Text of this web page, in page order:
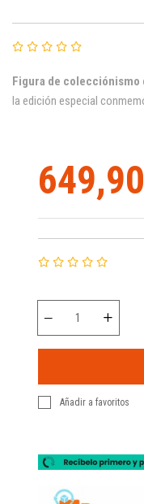
Figura de colecciónismo
la edición especial
Añadir a favoritos